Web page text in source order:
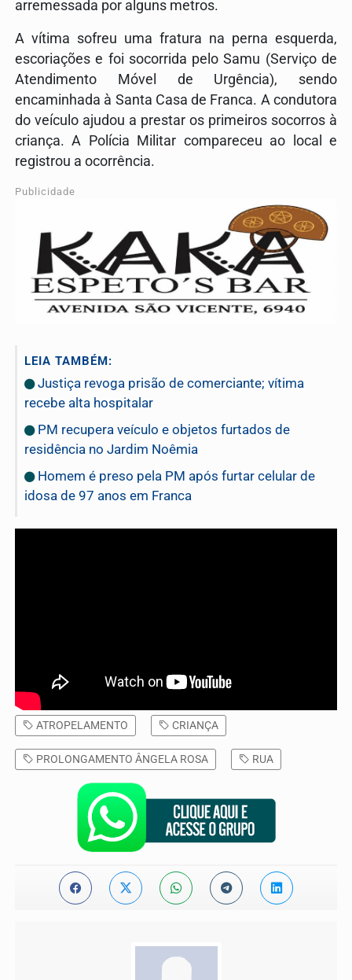
arremessada por alguns metros.
A vítima sofreu uma fratura na perna esquerda,
escoriações e foi socorrida pelo Samu (Serviço de
Atendimento Móvel de Urgência), sendo
encaminhada à Santa Casa de Franca. A condutora
do veículo ajudou a prestar os primeiros socorros à
criança. A Polícia Militar compareceu ao local e
registrou a ocorrência.
Publicidade
LEIA TAMBÉM:
Justiça revoga prisão de comerciante; vítima
recebe alta hospitalar
PM recupera veículo e objetos furtados de
residência no Jardim Noêmia
Homem é preso pela PM após furtar celular de
idosa de 97 anos em Franca
ATROPELAMENTO CRIANÇA
PROLONGAMENTO ÂNGELA ROSA RUA